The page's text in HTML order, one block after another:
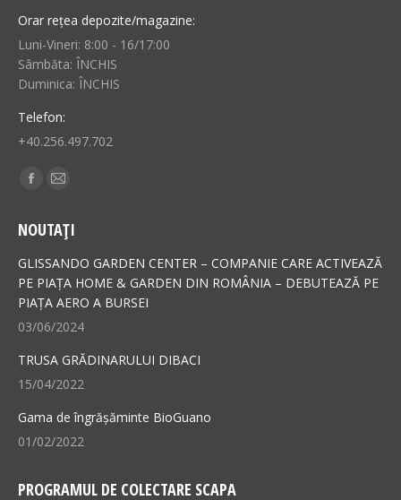
Orar rețea depozite/magazine:
Luni-Vineri: 8:00 - 16/17:00
Sâmbăta: ÎNCHIS
Duminica: ÎNCHIS
Telefon:
+40.256.497.702
Find us on:
Facebook
opens
in
new
window
Mail
opens
in
new
window
NOUTAȚI
GLISSANDO GARDEN CENTER – COMPANIE CARE ACTIVEAZĂ
PE PIAȚA HOME & GARDEN DIN ROMÂNIA – DEBUTEAZĂ PE
PIAȚA AERO A BURSEI
03/06/2024
TRUSA GRĂDINARULUI DIBACI
15/04/2022
Gama de îngrășăminte BioGuano
01/02/2022
PROGRAMUL DE COLECTARE SCAPA